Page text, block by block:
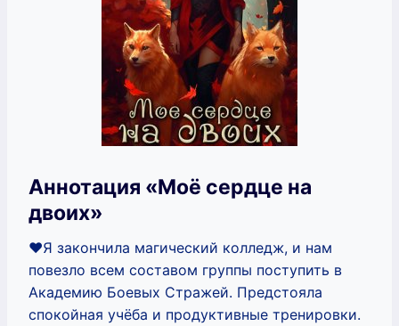
Аннотация «Моё сердце на
двоих»
❤️Я закончила магический колледж, и нам
повезло всем составом группы поступить в
Академию Боевых Стражей. Предстояла
спокойная учёба и продуктивные тренировки.